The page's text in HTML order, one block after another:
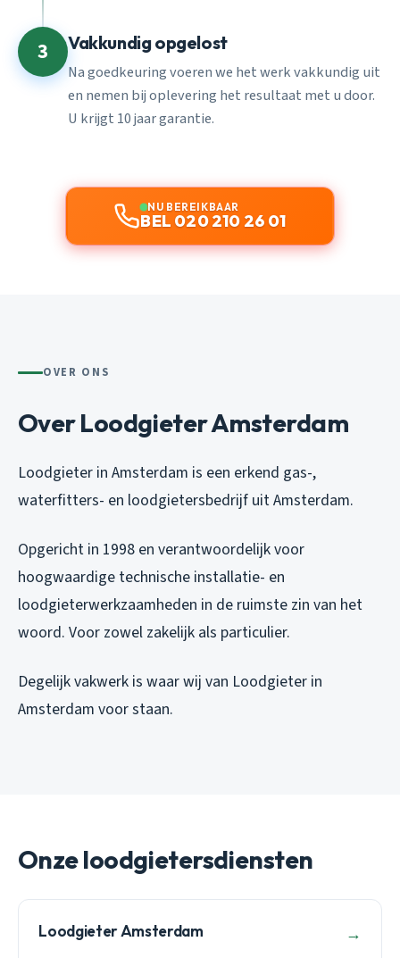
3 Vakkundig opgelost
Na goedkeuring voeren we het werk vakkundig uit
en nemen bij oplevering het resultaat met u door.
U krijgt 10 jaar garantie.
NU BEREIKBAAR
BEL 020 210 26 01
OVER ONS
Over Loodgieter Amsterdam
Loodgieter in Amsterdam is een erkend gas-,
waterfitters- en loodgietersbedrijf uit Amsterdam.
Opgericht in 1998 en verantwoordelijk voor
hoogwaardige technische installatie- en
loodgieterwerkzaamheden in de ruimste zin van het
woord. Voor zowel zakelijk als particulier.
Degelijk vakwerk is waar wij van Loodgieter in
Amsterdam voor staan.
Onze loodgietersdiensten
Loodgieter Amsterdam →